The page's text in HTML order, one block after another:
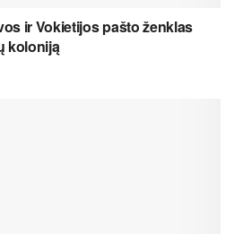
ir Vokietijos pašto ženklas
koloniją